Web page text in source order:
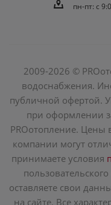
пн-пт: c
2009-2026 ©
водоснабжения.
публичной офертой.
при оформлении
PROотопление. Цены
компании могут
принимаете условия
оставляете свои
на сайте. Все